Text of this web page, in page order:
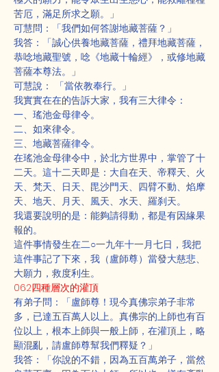
苦厄，滿足所求之願。」
可慧問：「我們如何答謝地藏菩薩？」
我答：「誠心供養地藏菩薩，禮拜地藏菩薩，
恭唸地藏聖號，唸《地藏十輪經》，或修地藏
菩薩本尊法。」
可慧說： 「當依教奉行。」
我實實在在的告訴大家，我有三大律令：
一、瑤池金母律令。
二、如來律令。
三、地藏菩薩律令。
在瑤池金母律令中，於北方世界中，掌管了十
二天。這十二天即是：大自在天、帝釋天、火
天、梵天、日天、毘沙門天、四臂不動、焰摩
天、地天、月天、風天、水天、羅刹天。
我還要說明的是：能夠請得動，都是有因緣果
報的。
這件事情發生在二○一九年十一月七日，我把
這件事記了下來，我（盧師尊）當發大慈悲、
大願力，救度利生。
062四種層次的灌頂
有弟子問：「盧師尊！現今真佛宗弟子非常
多，已達五百萬人以上。真佛宗的上師也有百
位以上，根本上師與一般上師，在灌頂上，略
顯混亂，請盧師尊幫我們釋疑？」
我答：「你說的不錯，因為五百萬弟子，當然